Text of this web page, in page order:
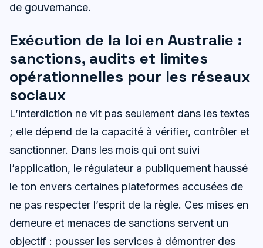
de gouvernance.
Exécution de la loi en Australie :
sanctions, audits et limites
opérationnelles pour les réseaux
sociaux
L’interdiction ne vit pas seulement dans les textes
; elle dépend de la capacité à vérifier, contrôler et
sanctionner. Dans les mois qui ont suivi
l’application, le régulateur a publiquement haussé
le ton envers certaines plateformes accusées de
ne pas respecter l’esprit de la règle. Ces mises en
demeure et menaces de sanctions servent un
objectif : pousser les services à démontrer des